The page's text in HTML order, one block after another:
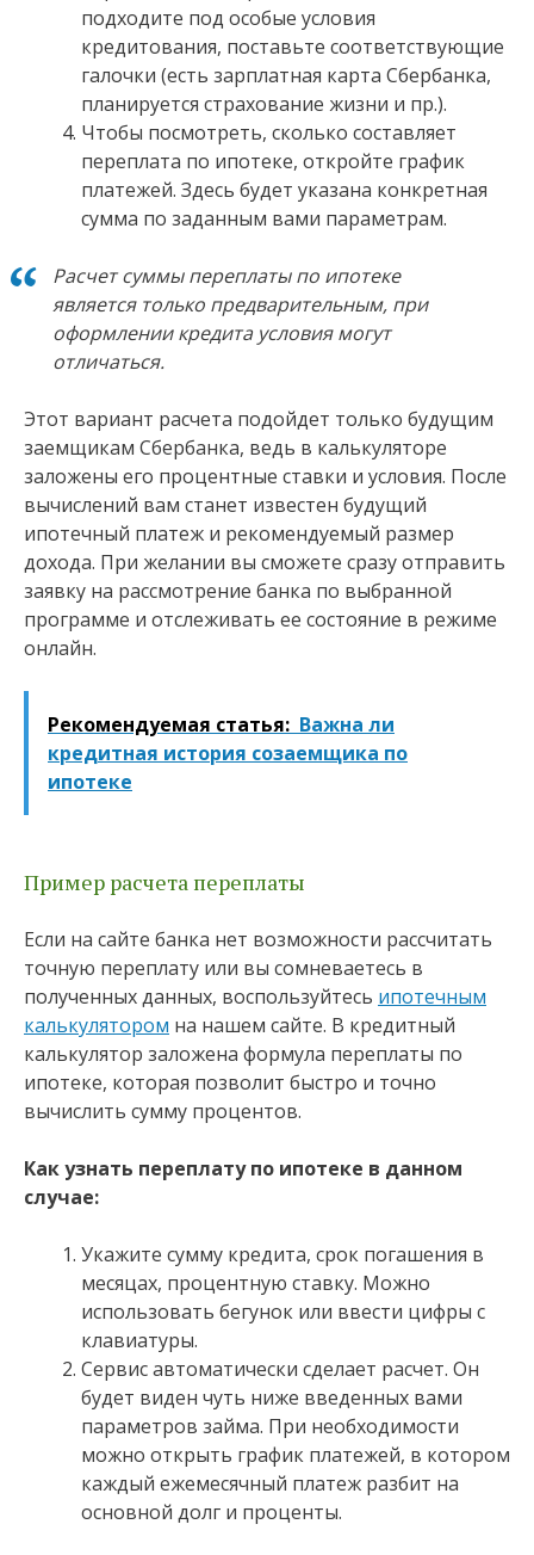
подходите под особые условия
кредитования, поставьте соответствующие
галочки (есть зарплатная карта Сбербанка,
планируется страхование жизни и пр.).
Чтобы посмотреть, сколько составляет
переплата по ипотеке, откройте график
платежей. Здесь будет указана конкретная
сумма по заданным вами параметрам.
Расчет суммы переплаты по ипотеке
является только предварительным, при
оформлении кредита условия могут
отличаться.
Этот вариант расчета подойдет только будущим
заемщикам Сбербанка, ведь в калькуляторе
заложены его процентные ставки и условия. После
вычислений вам станет известен будущий
ипотечный платеж и рекомендуемый размер
дохода. При желании вы сможете сразу отправить
заявку на рассмотрение банка по выбранной
программе и отслеживать ее состояние в режиме
онлайн.
Рекомендуемая статья: Важна ли
кредитная история созаемщика по
ипотеке
Пример расчета переплаты
Если на сайте банка нет возможности рассчитать
точную переплату или вы сомневаетесь в
полученных данных, воспользуйтесь ипотечным
калькулятором на нашем сайте. В кредитный
калькулятор заложена формула переплаты по
ипотеке, которая позволит быстро и точно
вычислить сумму процентов.
Как узнать переплату по ипотеке в данном
случае:
Укажите сумму кредита, срок погашения в
месяцах, процентную ставку. Можно
использовать бегунок или ввести цифры с
клавиатуры.
Сервис автоматически сделает расчет. Он
будет виден чуть ниже введенных вами
параметров займа. При необходимости
можно открыть график платежей, в котором
каждый ежемесячный платеж разбит на
основной долг и проценты.